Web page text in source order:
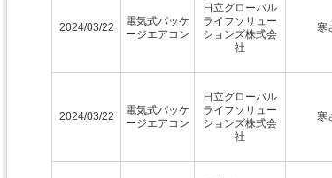
2024/03/22
電気式パッケ
ージエアコン
日立グローバル
ライフソリュー
ションズ株式会
社
寒
2024/03/22
電気式パッケ
ージエアコン
日立グローバル
ライフソリュー
ションズ株式会
社
寒